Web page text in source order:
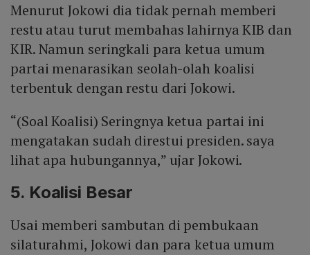
Menurut Jokowi dia tidak pernah memberi
restu atau turut membahas lahirnya KIB dan
KIR. Namun seringkali para ketua umum
partai menarasikan seolah-olah koalisi
terbentuk dengan restu dari Jokowi.
“(Soal Koalisi) Seringnya ketua partai ini
mengatakan sudah direstui presiden. saya
lihat apa hubungannya,” ujar Jokowi.
5. Koalisi Besar
Usai memberi sambutan di pembukaan
silaturahmi, Jokowi dan para ketua umum